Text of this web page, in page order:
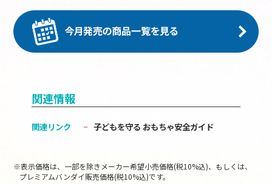
関連情報
関連リンク 子どもを守る おもちゃ安全ガイド
※表示価格は、一部を除きメーカー希望小売価格(税10%込)、もしくは、
プレミアムバンダイ販売価格(税10%込)です。